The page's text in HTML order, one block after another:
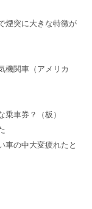
煙突に大きな特徴が
関車（アメリカ
券？（板）
車の中大変疲れたと